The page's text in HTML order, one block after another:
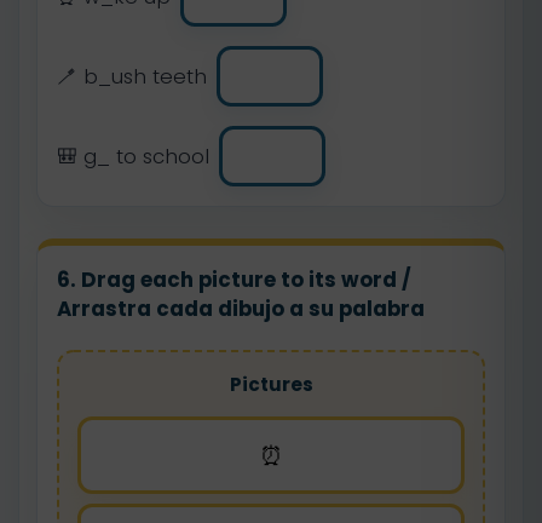
🪥 b_ush teeth
🎒 g_ to school
6. Drag each picture to its word /
Arrastra cada dibujo a su palabra
Pictures
⏰